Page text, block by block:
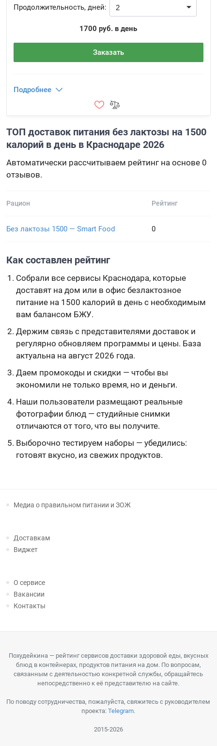
Продолжительность, дней:
1700 руб. в день
Заказать
Подробнее
ТОП доставок питания без лактозы на 1500
калорий в день в Краснодаре 2026
Автоматически рассчитываем рейтинг на основе 0
отзывов.
Рацион Рейтинг
Без лактозы 1500 — Smart Food 0
Как составлен рейтинг
Собрали все сервисы Краснодара, которые
доставят на дом или в офис безлактозное
питание на 1500 калорий в день с необходимым
вам балансом БЖУ.
Держим связь с представителями доставок и
регулярно обновляем программы и цены. База
актуальна на август 2026 года.
Даем промокоды и скидки — чтобы вы
экономили не только время, но и деньги.
Наши пользователи размещают реальные
фотографии блюд — студийные снимки
отличаются от того, что вы получите.
Выборочно тестируем наборы — убедились:
готовят вкусно, из свежих продуктов.
Медиа о правильном питании и ЗОЖ
Доставкам
Виджет
О сервисе
Вакансии
Контакты
Похудейкина — рейтинг сервисов доставки здоровой еды, вкусных
блюд в контейнерах, продуктов питания на дом. По вопросам,
связанным с деятельностью конкретной службы, обращайтесь
непосредственно к её представителю на сайте.
По поводу сотрудничества, пожалуйста, свяжитесь с руководителем
проекта:Telegram.
2015-2026